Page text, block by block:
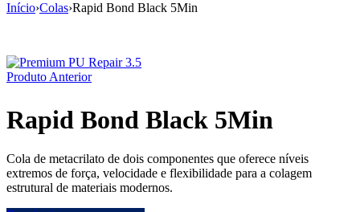
Início›Colas›Rapid Bond Black 5Min
Produto Anterior
Rapid Bond Black 5Min
Cola de metacrilato de dois componentes que oferece níveis
extremos de força, velocidade e flexibilidade para a colagem
estrutural de materiais modernos.